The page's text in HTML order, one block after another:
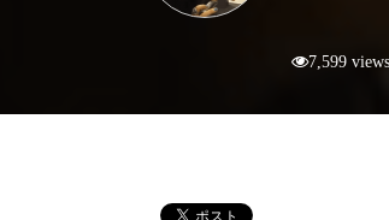
7,599 views